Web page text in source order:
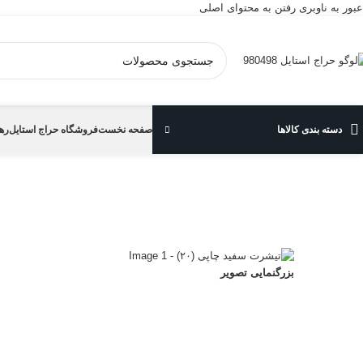
عبور به ناوبری رفتن به محتوای اصلی
دسته بندی کالاها صفحه نخستفروشگاه حراج استایل
بزرگنمایی تصویر